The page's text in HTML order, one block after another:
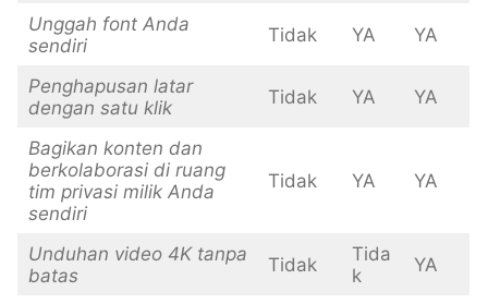
Unggah font Anda
sendiri
Tidak YA YA
Penghapusan latar
dengan satu klik
Tidak YA YA
Bagikan konten dan
berkolaborasi di ruang
tim privasi milik Anda
sendiri
Tidak YA YA
Unduhan video 4K tanpa
batas
Tidak
Tida
k
YA